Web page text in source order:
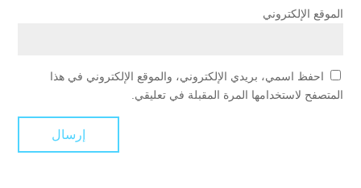
الموقع الإلكتروني
احفظ اسمي، بريدي الإلكتروني، والموقع الإلكتروني في هذا
المتصفح لاستخدامها المرة المقبلة في تعليقي.